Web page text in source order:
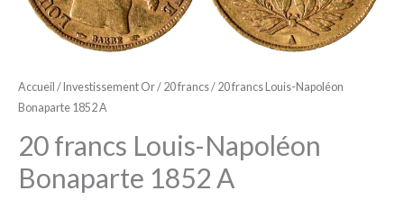
Accueil / Investissement Or/ 20 francs/ 20 francs Louis-Napoléon
Bonaparte 1852 A
20 francs Louis-Napoléon
Bonaparte 1852 A